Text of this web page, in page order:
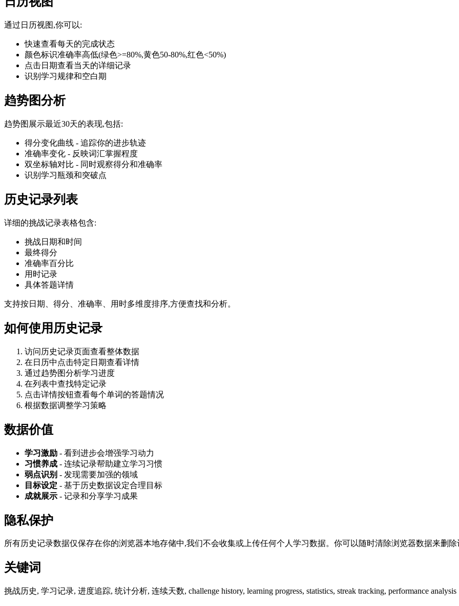
通过日历视图,你可以:
快速查看每天的完成状态
颜色标识准确率高低(绿色>=80%,黄色50-80%,红色<50%)
点击日期查看当天的详细记录
识别学习规律和空白期
趋势图分析
趋势图展示最近30天的表现,包括:
得分变化曲线 - 追踪你的进步轨迹
准确率变化 - 反映词汇掌握程度
双坐标轴对比 - 同时观察得分和准确率
识别学习瓶颈和突破点
历史记录列表
详细的挑战记录表格包含:
挑战日期和时间
最终得分
准确率百分比
用时记录
具体答题详情
支持按日期、得分、准确率、用时多维度排序,方便查找和分析。
如何使用历史记录
访问历史记录页面查看整体数据
在日历中点击特定日期查看详情
通过趋势图分析学习进度
在列表中查找特定记录
点击详情按钮查看每个单词的答题情况
根据数据调整学习策略
数据价值
学习激励 - 看到进步会增强学习动力
习惯养成 - 连续记录帮助建立学习习惯
弱点识别 - 发现需要加强的领域
目标设定 - 基于历史数据设定合理目标
成就展示 - 记录和分享学习成果
隐私保护
所有历史记录数据仅保存在你的浏览器本地存储中,我们不会收集或上传任何个人学习数据。你可以随时清除浏览器数据来删除
关键词
挑战历史, 学习记录, 进度追踪, 统计分析, 连续天数, challenge history, learning progress, statistics, streak tracking, performance analysis